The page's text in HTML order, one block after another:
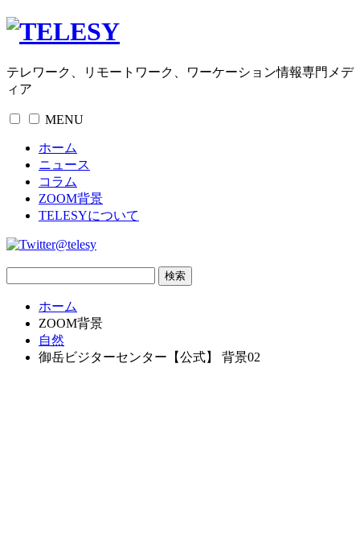
テレワーク、リモートワーク、ワーケーション情報専門メデ
ィア
MENU
ホーム
ニュース
コラム
ZOOM背景
TELESYについて
@telesy
ホーム
ZOOM背景
自然
御岳ビジターセンター【公式】 背景02